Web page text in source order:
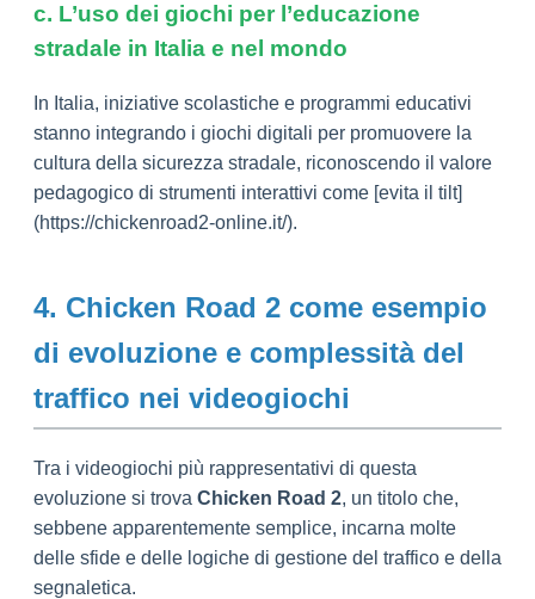
c. L’uso dei giochi per l’educazione
stradale in Italia e nel mondo
In Italia, iniziative scolastiche e programmi educativi
stanno integrando i giochi digitali per promuovere la
cultura della sicurezza stradale, riconoscendo il valore
pedagogico di strumenti interattivi come [evita il tilt]
(https://chickenroad2-online.it/).
4. Chicken Road 2 come esempio
di evoluzione e complessità del
traffico nei videogiochi
Tra i videogiochi più rappresentativi di questa
evoluzione si trova Chicken Road 2, un titolo che,
sebbene apparentemente semplice, incarna molte
delle sfide e delle logiche di gestione del traffico e della
segnaletica.